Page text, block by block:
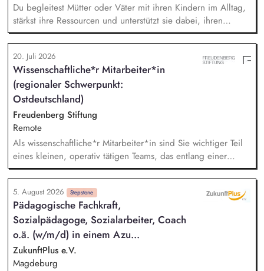
Du begleitest Mütter oder Väter mit ihren Kindern im Alltag,
stärkst ihre Ressourcen und unterstützt sie dabei, ihren
Familienalltag Schritt für Schritt selbstständig zu gestalten. Du
förderst die Eltern-Kind-Bindung, unterstützt den Aufbau
stabiler Beziehungen und schaffst einen sicheren Ort, an dem
Entwicklung und neue Perspektiven möglich werden. Du
beobachtest und reflektierst die elterliche Sorgefähigkeit
verantwortungsvoll, handelst stets mit Blick auf das
Kindeswohl und entwickelst gemeinsam im Team tragfähige
Perspektiven.
20. Juli 2026
Wissenschaftliche*r Mitarbeiter*in
(regionaler Schwerpunkt:
Ostdeutschland)
Freudenberg Stiftung
Remote
Als wissenschaftliche*r Mitarbeiter*in sind Sie wichtiger Teil
eines kleinen, operativ tätigen Teams, das entlang einer
klaren Programmatik langfristig soziale Innovation
implementiert. Sie unterstützen die Geschäftsführung bei der
Umsetzung der Stiftungsprogrammatik und entwickeln dabei
die Internationalisierungsstrategie der Stiftung weiter. Sie
übersetzen wissenschaftliche Erkenntnisse in
alltagsangebundene Handlungsansätze entlang unserer
Stiftungsprogrammatik.
5. August 2026 Stepstone
Pädagogische Fachkraft,
Sozialpädagoge, Sozialarbeiter, Coach
o.ä. (w/m/d) in einem Azu...
ZukunftPlus e.V.
Magdeburg